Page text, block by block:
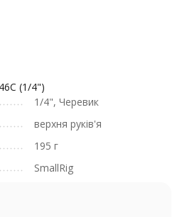
(1/4")
1/4", Черевик
верхня руків'я
195 г
SmallRig